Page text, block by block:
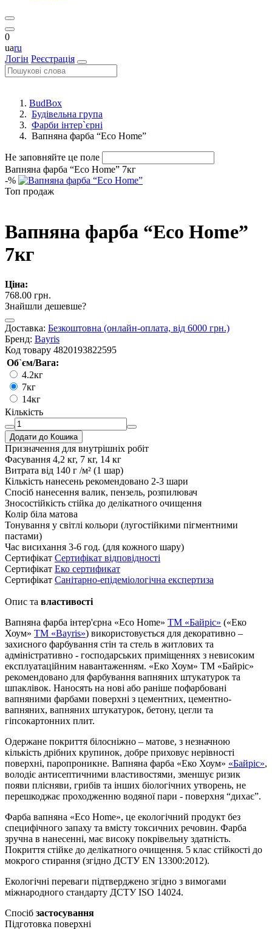
0
uaru
Логін Реєстрація
BudBox
Будівельна група
Фарби інтер`єрні
Вапняна фарба “Eco Home”
Не заповняйте це поле
Вапняна фарба “Eco Home” 7кг
-%
Топ продаж
Вапняна фарба “Eco Home”
7кг
Ціна:
768.00 грн.
Знайшли дешевше?
Доставка: Безкоштовна (онлайн-оплата, від 6000 грн.)
Бренд: Bayris
Код товару 4820193822595
Об`єм/Вага:
4.2кг
7кг
14кг
Кількість
Додати до Кошика
Призначення для внутрішніх робіт
Фасування 4,2 кг, 7 кг, 14 кг
Витрата від 140 г /м² (1 шар)
Кількість нанесень рекомендовано 2-3 шари
Спосіб нанесення валик, пензель, розпилювач
Зносостійкість стійка до делікатного очищення
Колір біла матова
Тонування у світлі кольори (лугостійкими пігментними
пастами)
Час висихання 3-6 год. (для кожного шару)
Сертифікат Cертифікат відповідності
Сертифікат Еко сертификат
Сертифікат Санітарно-епідеміологічна експертиза
Опис та властивості
Вапняна фарба інтер'єрна «Eco Home» TM «Байріс» («Еко
Хоум» ТМ «Bayris») використовується для декоративно –
захисного фарбування стін та стель в житлових та
адміністративно - господарських приміщеннях з невисоким
експлуатаційним навантаженням. «Еко Хоум» ТМ «Байріс»
рекомендовано для фарбування вапняних штукатурок та
шпаклівок. Наносять на нові або раніше пофарбовані
вапняними фарбами поверхні з цементних, цементно-
вапняних, вапняних штукатурок, бетону, цегли та
гіпсокартонних плит.
Одержане покриття білосніжно – матове, з незначною
кількість дрібних крупинок, добре приховує нерівності
поверхні, паропроникне. Вапняна фарба «Еко Хоум» «Байріс»,
володіє антисептичними властивостями, зменшує ризик
появи плісняви, грибів та інших біологічних утворень, не
перешкоджає проходженню водяної пари - поверхня “дихає”.
Фарба вапняна «Eco Home», це екологічний продукт без
специфічного запаху та вмісту токсичних речовин. Фарба
зручна в нанесенні, має високу покрівельну здатність.
Покриття стійке до делікатного очищення. 5 клас стійкості до
мокрого стирання (згідно ДСТУ EN 13300:2012).
Екологічні переваги підтверджено згідно з вимогами
міжнародного стандарту ДСТУ ISO 14024.
Спосіб застосування
Підготовка поверхні